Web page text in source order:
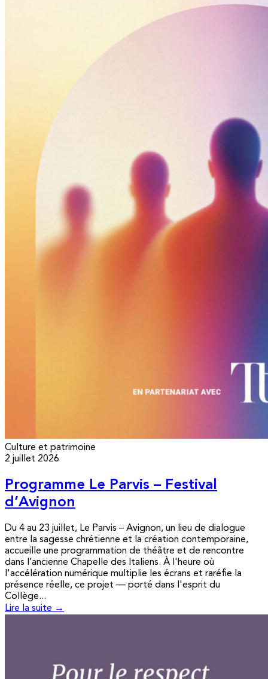
Culture et patrimoine
2 juillet 2026
Programme Le Parvis – Festival
d’Avignon
Du 4 au 23 juillet, Le Parvis – Avignon, un lieu de dialogue
entre la sagesse chrétienne et la création contemporaine,
accueille une programmation de théâtre et de rencontre
dans l’ancienne Chapelle des Italiens. À l'heure où
l'accélération numérique multiplie les écrans et raréfie la
présence réelle, ce projet — porté dans l'esprit du
Collège...
Lire la suite →